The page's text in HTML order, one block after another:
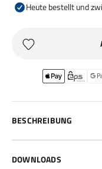
Heute bestellt und
BESCHREIBUNG
DOWNLOADS